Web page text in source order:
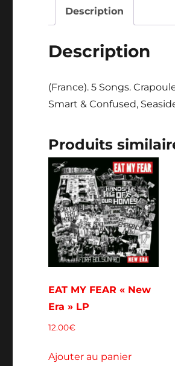
Description
Description
(France). 5 Songs.
Smart & Confused,
Produits
EAT MY FEAR « New
Era » LP
12.00€
Ajouter au panier